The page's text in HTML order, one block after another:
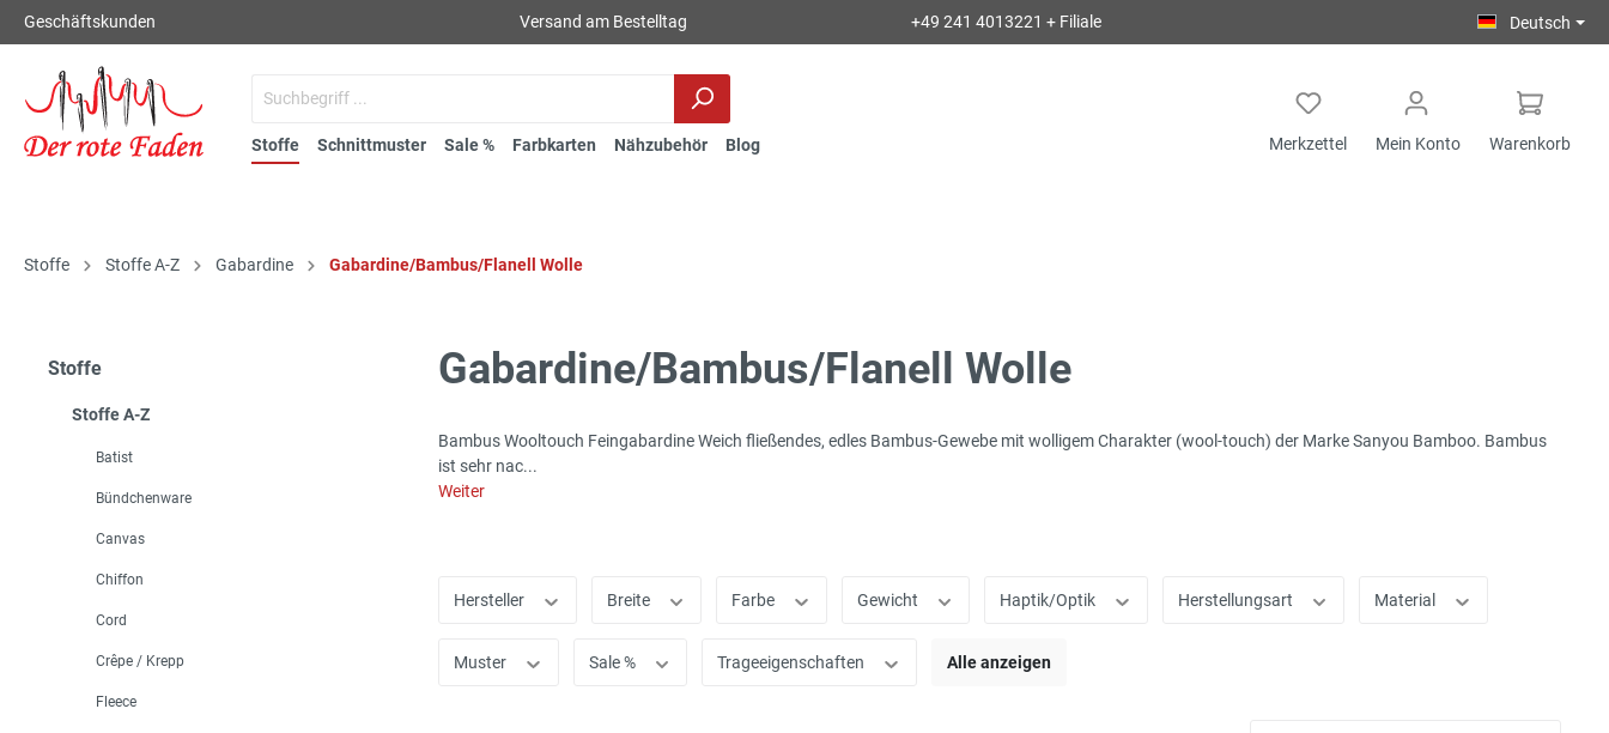
Geschäftskunden Versand am Bestelltag +49 241 4013221 + Filiale Deutsch
Stoffe Schnittmuster Sale % Farbkarten Nähzubehör Blog Merkzettel Mein Konto Warenkorb
Stoffe Stoffe A-Z Gabardine Gabardine/Bambus/Flanell Wolle
Stoffe
Stoffe A-Z
Batist
Bündchenware
Canvas
Chiffon
Cord
Crêpe / Krepp
Fleece
Gabardine/Bambus/Flanell Wolle
Bambus Wooltouch Feingabardine Weich fließendes, edles Bambus-Gewebe mit wolligem Charakter (wool-touch) der Marke Sanyou Bamboo. Bambus
ist sehr nac...
Weiter
Hersteller Breite Farbe Gewicht Haptik/Optik Herstellungsart Material
Muster Sale % Trageeigenschaften Alle anzeigen